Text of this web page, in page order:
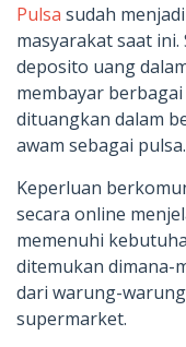
Pulsa sudah
masyarakat saat
deposito uang
membayar
dituangkan dalam
awam sebagai pulsa.
Keperluan
secara online
memenuhi
ditemukan dimana-
dari warung-
supermarket.